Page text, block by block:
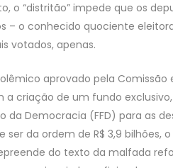
o “distritão” impede que os
– o conhecido quociente
votados, apenas.
aprovado pela
a criação de um fundo
da Democracia (FFD) para as
ser da ordem de R$ 3,9 bilhões,
do texto da malfada